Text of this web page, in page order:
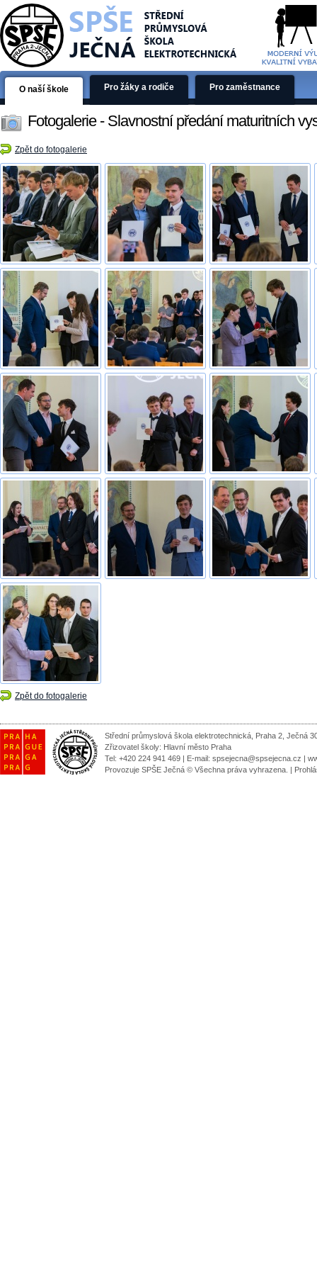
O naší škole Pro žáky a rodiče Pro zaměstnance
Fotogalerie - Slavnostní předání maturitních
Zpět do fotogalerie
Zpět do fotogalerie
Střední průmyslová škola elektrotechnická, Praha 2, Ječná
Zřizovatel školy: Hlavní město Praha
Tel: +420 224 941 469 | E-mail: spsejecna@spsejecna.cz |
Provozuje SPŠE Ječná © Všechna práva vyhrazena. |